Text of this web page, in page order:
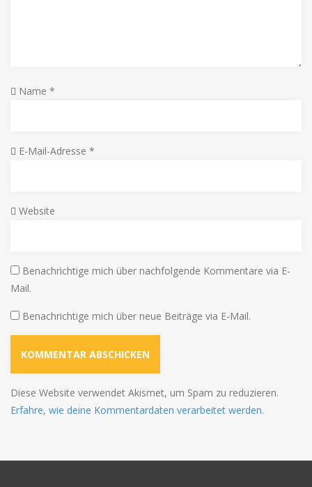
Name *
E-Mail-Adresse *
Website
Benachrichtige mich über nachfolgende Kommentare via E-
Mail.
Benachrichtige mich über neue Beiträge via E-Mail.
Diese Website verwendet Akismet, um Spam zu reduzieren.
Erfahre, wie deine Kommentardaten verarbeitet werden.